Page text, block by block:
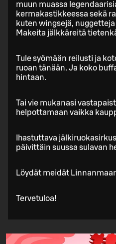
muun muassa
kermakastikkeessa sekä
kuten wingsejä,
Makeita jälkkäreitä
Tule syömään reilusti ja
ruoan tänään. Ja koko
hintaan.
Tai vie mukanasi
helpottamaan vaikka
Ihastuttava
päivittäin suussa sulavan
Löydät meidät
Tervetuloa!